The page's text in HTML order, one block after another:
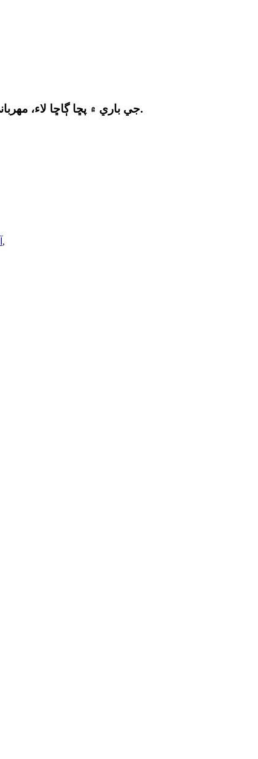
اسان جي پروڊڪٽس يا pricelist جي باري ۾ پڇا ڳاڇا لاء، مهرباني ڪري اسان کي پنهنجي اي ميل ڇڏي ۽ اسان کي 24 ڪلاڪن اندر رابطي ۾ ٿي ويندي.
,